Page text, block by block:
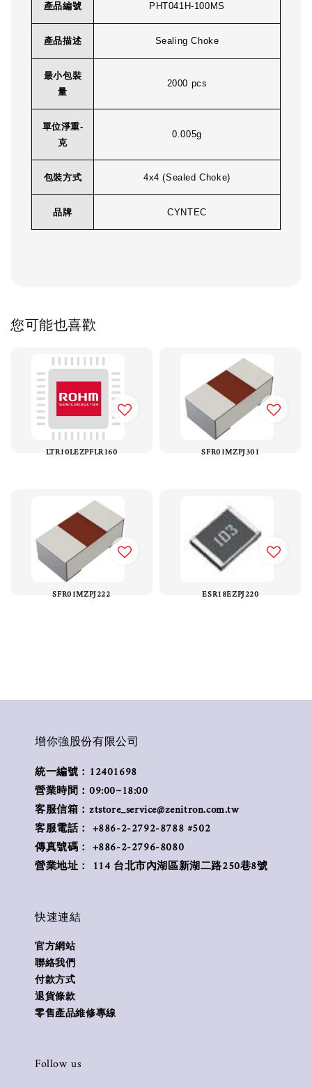
產品編號 PHT041H-100MS
產品描述 Sealing Choke
最小包裝
量
2000 pcs
單位淨重-
克
0.005g
包裝方式 4x4 (Sealed Choke)
品牌 CYNTEC
您可能也喜歡
LTR10LEZPFLR160 SFR01MZPJ301
SFR01MZPJ222 ESR18EZPJ220
增你強股份有限公司
統一編號：12401698
營業時間：09:00~18:00
客服信箱：ztstore_service@zenitron.com.tw
客服電話： +886-2-2792-8788 #502
傳真號碼： +886-2-2796-8080
營業地址： 114 台北市內湖區新湖二路250巷8號
快速連結
官方網站
聯絡我們
付款方式
退貨條款
零售產品維修專線
Follow us